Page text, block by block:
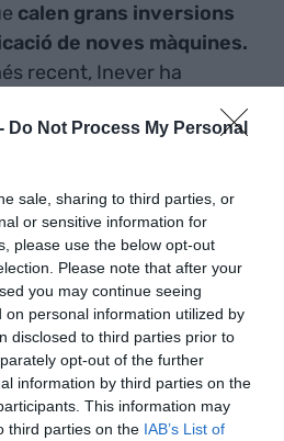
Do Not Process My Personal
sale, sharing to third parties, or
or sensitive information for
please use the below opt-out
Please note that after your
you may continue seeing
on personal information utilized by
disclosed to third parties prior to
opt-out of the further
information by third parties on the
This information may
third parties on the IAB’s List of
calen grans inversions
de noves màquines.
recent, Inever ha
Industrial (CDTI),
necessitaven un
Avalis, empresa
per la Generalitat, i
de garantia que opera a
finançament al CDTI
de nous
dins dels equips de
més eficients